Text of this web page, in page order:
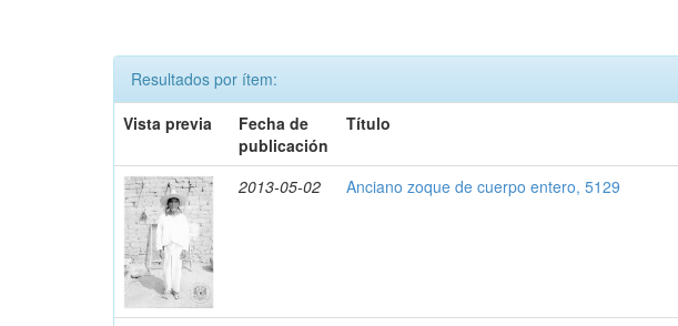
Resultados por ítem:
Vista previa
Fecha de
publicación
Título
2013-05-02 Anciano zoque de cuerpo entero, 5129